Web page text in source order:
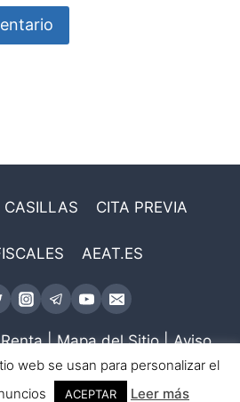
CASILLAS CITA PREVIA
AEAT.ES
|Mapa del Sitio|Aviso
Legal
web se usan para personalizar el
ACEPTAR Leer más